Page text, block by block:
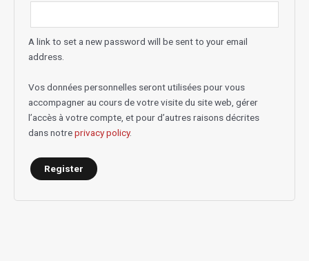
A link to set a new password will be sent to your email
address.
Vos données personnelles seront utilisées pour vous
accompagner au cours de votre visite du site web, gérer
l’accès à votre compte, et pour d’autres raisons décrites
dans notreprivacy policy.
Register